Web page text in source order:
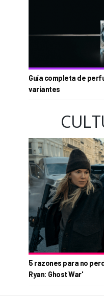
Guía completa de
variantes
5 razones para no
Ryan: Ghost War'